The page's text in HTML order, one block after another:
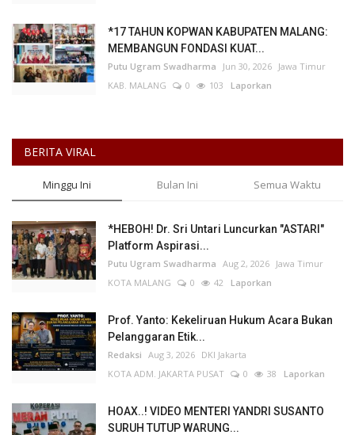
*17 TAHUN KOPWAN KABUPATEN MALANG:
MEMBANGUN FONDASI KUAT...
Putu Ugram Swadharma Jun 30, 2026 Jawa Timur
KAB. MALANG
0 103 Laporkan
BERITA VIRAL
Minggu Ini Bulan Ini Semua Waktu
*HEBOH! Dr. Sri Untari Luncurkan "ASTARI"
Platform Aspirasi...
Putu Ugram Swadharma Aug 2, 2026 Jawa Timur
KOTA MALANG
0 42 Laporkan
Prof. Yanto: Kekeliruan Hukum Acara Bukan
Pelanggaran Etik...
Redaksi Aug 3, 2026 DKI Jakarta
KOTA ADM. JAKARTA PUSAT
0 38 Laporkan
HOAX..! VIDEO MENTERI YANDRI SUSANTO
SURUH TUTUP WARUNG...